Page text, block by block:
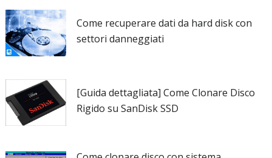
Come recuperare dati da hard disk con
settori danneggiati
[Guida dettagliata] Come Clonare Disco
Rigido su SanDisk SSD